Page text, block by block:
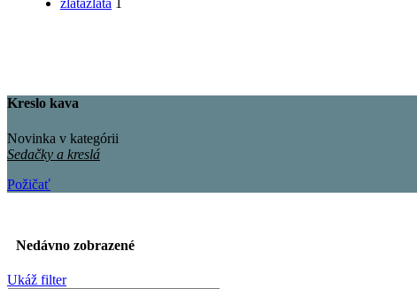
zlatázlatá 1
Kreslo kava
Novinka v kategórii
Sedačky a kreslá
Požičať
Nedávno zobrazené
Ukáž filter